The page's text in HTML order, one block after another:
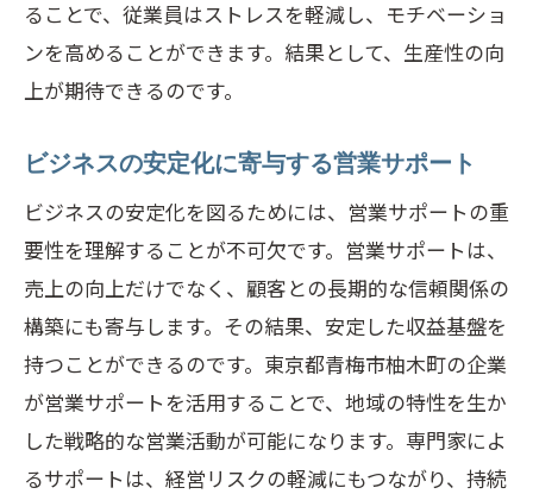
ることで、従業員はストレスを軽減し、モチベーショ
ンを高めることができます。結果として、生産性の向
上が期待できるのです。
ビジネスの安定化に寄与する営業サポート
ビジネスの安定化を図るためには、営業サポートの重
要性を理解することが不可欠です。営業サポートは、
売上の向上だけでなく、顧客との長期的な信頼関係の
構築にも寄与します。その結果、安定した収益基盤を
持つことができるのです。東京都青梅市柚木町の企業
が営業サポートを活用することで、地域の特性を生か
した戦略的な営業活動が可能になります。専門家によ
るサポートは、経営リスクの軽減にもつながり、持続